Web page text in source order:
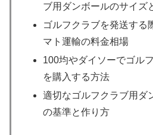
ブ用ダンボールのサイズ
ゴルフクラブを発送する
マト運輸の料金相場
100均やダイソーでゴル
を購入する方法
適切なゴルフクラブ用ダ
の基準と作り方